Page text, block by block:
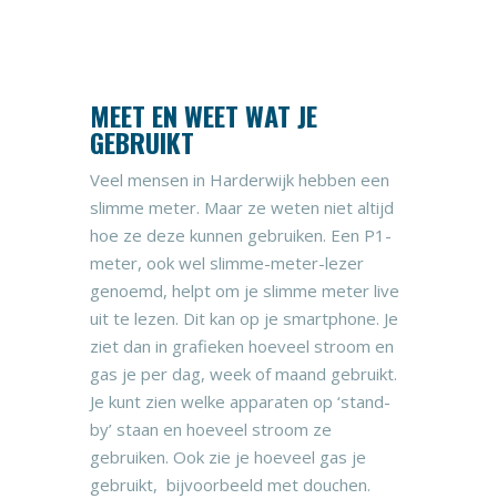
MEET EN WEET WAT JE
GEBRUIKT
Veel mensen in Harderwijk hebben een
slimme meter. Maar ze weten niet altijd
hoe ze deze kunnen gebruiken. Een P1-
meter, ook wel slimme-meter-lezer
genoemd, helpt om je slimme meter live
uit te lezen. Dit kan op je smartphone. Je
ziet dan in grafieken hoeveel stroom en
gas je per dag, week of maand gebruikt.
Je kunt zien welke apparaten op ‘stand-
by’ staan en hoeveel stroom ze
gebruiken. Ook zie je hoeveel gas je
gebruikt, bijvoorbeeld met douchen.